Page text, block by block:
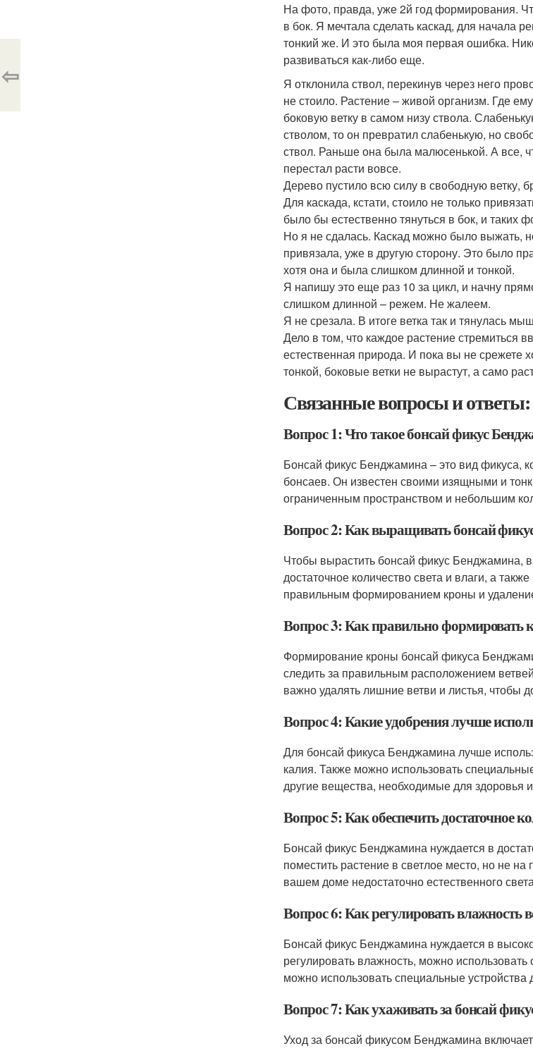
На фото, правда, уже 2й год формирования.
в бок. Я мечтала сделать каскад, для начала
тонкий же. И это была моя первая ошибка.
развиваться как-либо еще.
Я отклонила ствол, перекинув через него
не стоило. Растение – живой организм. Где
боковую ветку в самом низу ствола.
стволом, то он превратил слабенькую, но
ствол. Раньше она была малюсенькой. А все,
перестал расти вовсе.
Дерево пустило всю силу в свободную ветку,
Для каскада, кстати, стоило не только
было бы естественно тянуться в бок, и таких
Но я не сдалась. Каскад можно было выжать,
привязала, уже в другую сторону. Это было
хотя она и была слишком длинной и тонкой.
Я напишу это еще раз 10 за цикл, и начну
слишком длинной – режем. Не жалеем.
Я не срезала. В итоге ветка так и тянулась
Дело в том, что каждое растение стремиться
естественная природа. И пока вы не срежете
тонкой, боковые ветки не вырастут, а само
Связанные вопросы и ответы:
Вопрос 1: Что такое бонсай фикус
Бонсай фикус Бенджамина – это вид фикуса,
бонсаев. Он известен своими изящными и
ограниченным пространством и небольшим
Вопрос 2: Как выращивать бонсай
Чтобы вырастить бонсай фикус Бенджамина,
достаточное количество света и влаги, а
правильным формированием кроны и
Вопрос 3: Как правильно формировать
Формирование кроны бонсай фикуса
следить за правильным расположением
важно удалять лишние ветви и листья, чтобы
Вопрос 4: Какие удобрения лучше
Для бонсай фикуса Бенджамина лучше
калия. Также можно использовать
другие вещества, необходимые для здоровья
Вопрос 5: Как обеспечить достаточное
Бонсай фикус Бенджамина нуждается в
поместить растение в светлое место, но не
вашем доме недостаточно естественного
Вопрос 6: Как регулировать влажность
Бонсай фикус Бенджамина нуждается в
регулировать влажность, можно
можно использовать специальные устройства
Вопрос 7: Как ухаживать за бонсай
Уход за бонсай фикусом Бенджамина
⇦